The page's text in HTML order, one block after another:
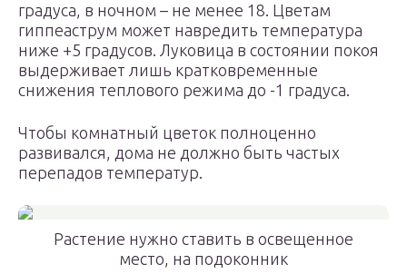
градуса, в ночном – не менее 18. Цветам
гиппеаструм может навредить температура
ниже +5 градусов. Луковица в состоянии покоя
выдерживает лишь кратковременные
снижения теплового режима до -1 градуса.
Чтобы комнатный цветок полноценно
развивался, дома не должно быть частых
перепадов температур.
Растение нужно ставить в освещенное
место, на подоконник